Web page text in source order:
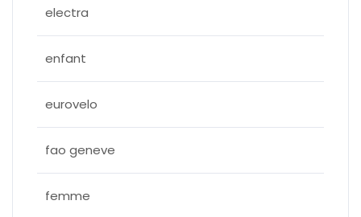
electra
enfant
eurovelo
fao geneve
femme